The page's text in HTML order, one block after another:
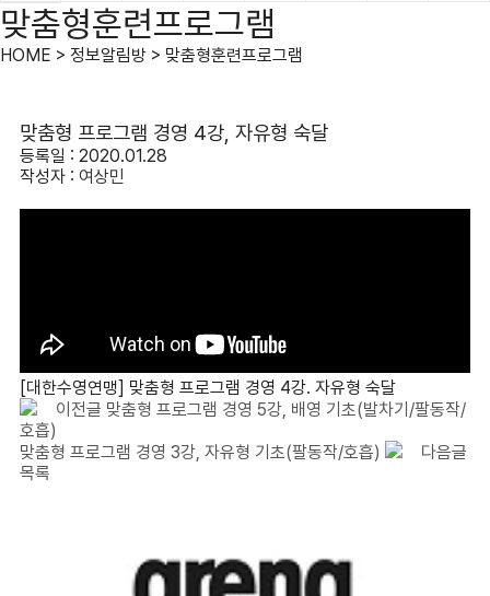
맞춤형훈련프로그램
HOME > 정보알림방 > 맞춤형훈련프로그램
맞춤형 프로그램 경영 4강, 자유형 숙달
등록일 : 2020.01.28
작성자 : 여상민
[대한수영연맹] 맞춤형 프로그램 경영 4강. 자유형 숙달
이전글 맞춤형 프로그램 경영 5강, 배영 기초(발차기/팔동작/
호흡)
맞춤형 프로그램 경영 3강, 자유형 기초(팔동작/호흡)
다음글
목록